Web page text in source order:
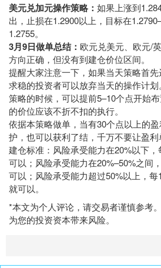
美元兑加元操作策略： 如果上涨到
出，止损在1.2900以上，目标在
1.2755。
3月9日做单总结： 欧元兑美元、欧元/
方向正确，但没有到建仓价位区间。
提醒大家注意一下，如果当天策略首先
求稳的投资者可以放弃当天的操作计
策略的时候，可以提前5–10个点开始
的价位应该不折不扣的执行。
依据本策略做单，当有30个点以上的
护，也可以获利了结，千万不要让盈利
建仓标准：风险承受能力在20%以下
可以；风险承受能力在20%–50%之间
可以；风险承受能力超过50%以上，
就可以。
*本文为个人评论，请交易者谨慎参考
为您的投资资本带来风险。